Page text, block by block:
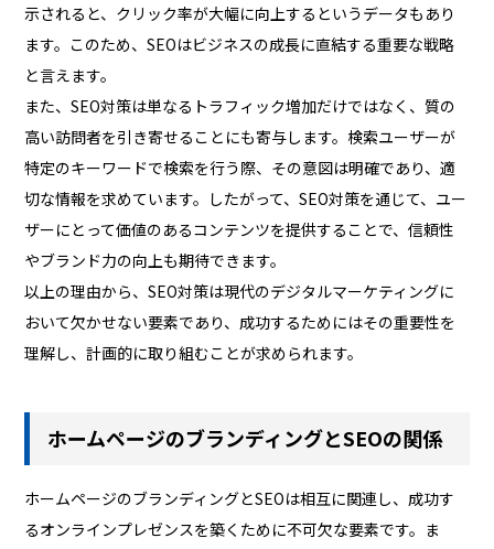
示されると、クリック率が大幅に向上するというデータもあり
ます。このため、SEOはビジネスの成長に直結する重要な戦略
と言えます。
また、SEO対策は単なるトラフィック増加だけではなく、質の
高い訪問者を引き寄せることにも寄与します。検索ユーザーが
特定のキーワードで検索を行う際、その意図は明確であり、適
切な情報を求めています。したがって、SEO対策を通じて、ユー
ザーにとって価値のあるコンテンツを提供することで、信頼性
やブランド力の向上も期待できます。
以上の理由から、SEO対策は現代のデジタルマーケティングに
おいて欠かせない要素であり、成功するためにはその重要性を
理解し、計画的に取り組むことが求められます。
ホームページのブランディングとSEOの関係
ホームページのブランディングとSEOは相互に関連し、成功す
るオンラインプレゼンスを築くために不可欠な要素です。ま